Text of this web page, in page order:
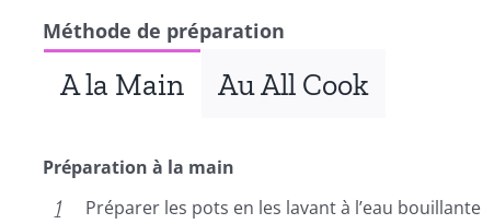
Méthode de préparation
A la Main Au All Cook
Préparation à la main
Préparer les pots en les lavant à l’eau